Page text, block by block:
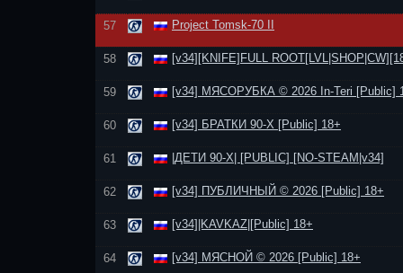
57 Project Tomsk-70 II
58 [v34][KNIFE]FULL
59 [v34] МЯСОРУБКА © 2026 In-Teri [Public]
60 [v34] БРАТКИ 90-Х [Public] 18+
61 |ДЕТИ 90-Х| [PUBLIC] [NO-STEAM|v34]
62 [v34] ПУБЛИЧНЫЙ © 2026 [Public] 18+
63 [v34]|KAVKAZ|[Public] 18+
64 [v34] МЯСНОЙ © 2026 [Public] 18+